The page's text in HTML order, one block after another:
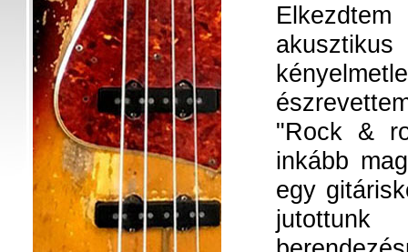
"Rock &
inkább
egy